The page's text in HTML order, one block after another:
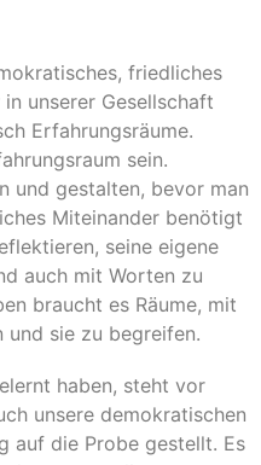
friedliches
unserer Gesellschaft
Erfahrungsräume.
sein.
und gestalten, bevor man
Miteinander benötigt
seine eigene
auch mit Worten zu
braucht es Räume, mit
und sie zu begreifen.
haben, steht vor
unsere demokratischen
auf die Probe gestellt. Es